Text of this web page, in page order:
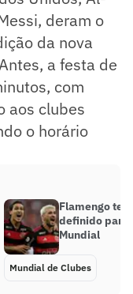
deram o
da nova
a festa de
com
aos clubes
o horário
Flamengo
definido para
Mundial
Mundial de Clubes